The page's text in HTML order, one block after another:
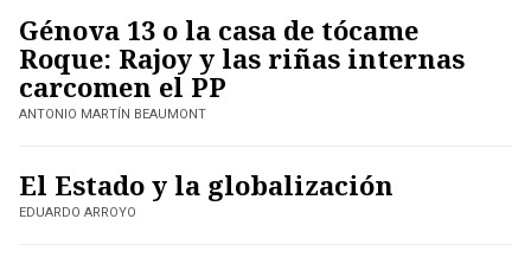
Génova 13 o la casa de tócame
Roque: Rajoy y las riñas internas
carcomen el PP
ANTONIO MARTÍN BEAUMONT
El Estado y la globalización
EDUARDO ARROYO